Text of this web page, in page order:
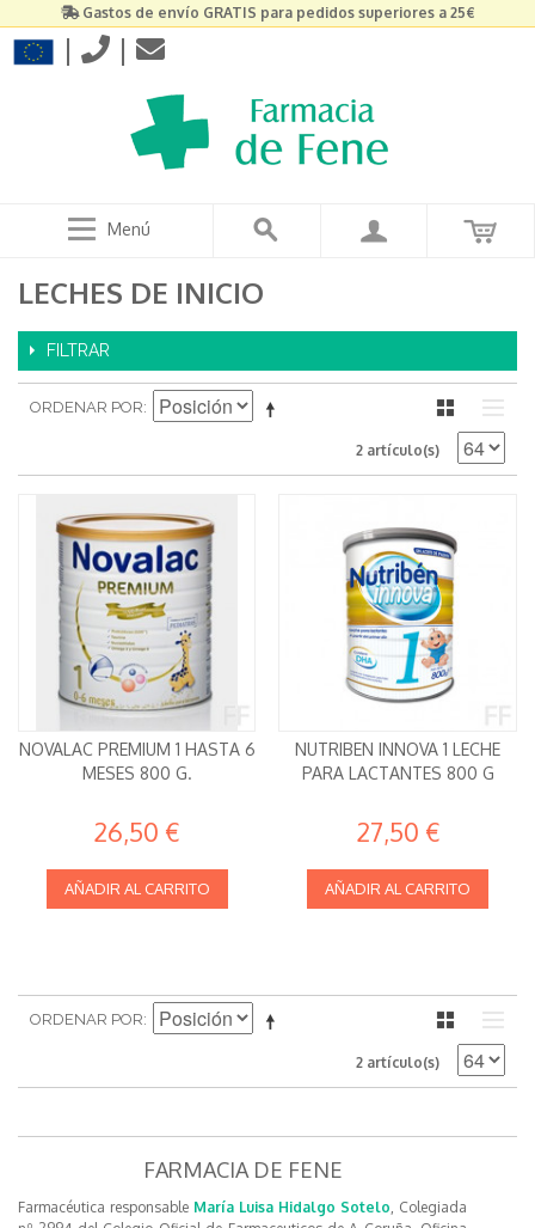
Gastos de envío GRATIS para pedidos superiores a 25€
| |
Menú
LECHES DE INICIO
FILTRAR
ORDENAR POR
2 artículo(s)
NOVALAC PREMIUM 1 HASTA 6
MESES 800 G.
26,50 €
AÑADIR AL CARRITO
NUTRIBEN INNOVA 1 LECHE
PARA LACTANTES 800 G
27,50 €
AÑADIR AL CARRITO
ORDENAR POR
2 artículo(s)
FARMACIA DE FENE
Farmacéutica responsable María Luisa Hidalgo Sotelo, Colegiada